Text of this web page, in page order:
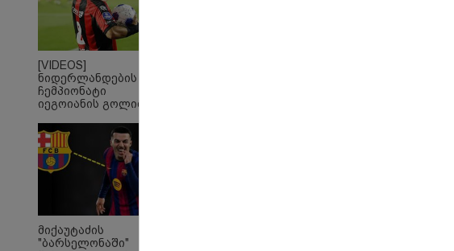
[VIDEOS]
ნიდერლანდების
ჩემპიონატი
იეგოიანის გოლით
MVP გახდა
მიქაუტაძის
"ბარსელონაში"